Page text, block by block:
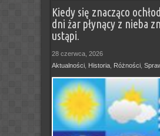
Kiedy się znacząco
dni żar płynący z nieba
ustąpi.
28 czerwca, 2026
Aktualności, Historia, Różności,